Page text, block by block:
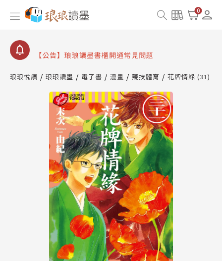
0
【公告】因 Readmoo 讀墨系統維護中，本站同步暫
停部分閱讀服務
【公告】琅琅讀墨數位閱讀資產合併與書櫃開通申請
【公告】琅琅讀墨書櫃開通常見問題
請圖文教學
查詢
【公告】因 Readmoo 讀墨系統維護中，本站同步暫
停部分閱讀服務
琅琅悅讀 琅琅讀墨 電子書 漫畫 競技體育 花牌情緣 (31)